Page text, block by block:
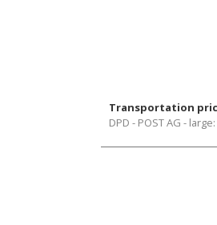
Transportation
DPD - POST AG - large: